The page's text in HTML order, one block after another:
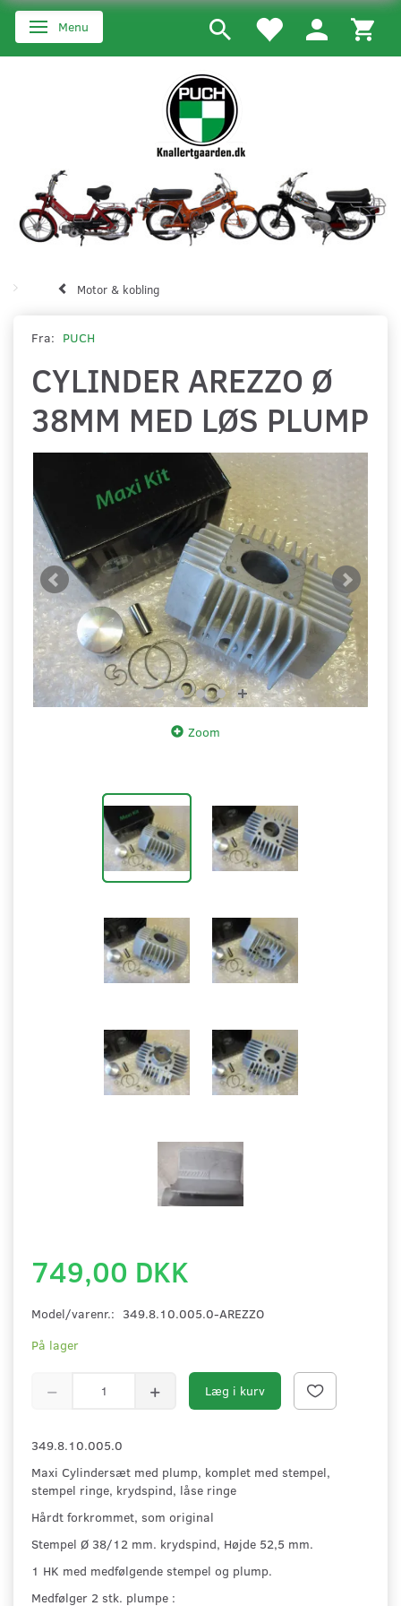
Skifte navigation
Menu
Motor & kobling
Fra: PUCH
CYLINDER AREZZO Ø
38MM MED LØS PLUMP
Zoom
749,00 DKK
Model/varenr.: 349.8.10.005.0-AREZZO
På lager
Læg i kurv
349.8.10.005.0
Maxi Cylindersæt med plump, komplet med stempel,
stempel ringe, krydspind, låse ringe
Hårdt forkrommet, som original
Stempel Ø 38/12 mm. krydspind, Højde 52,5 mm.
1 HK med medfølgende stempel og plump.
Medfølger 2 stk. plumpe :